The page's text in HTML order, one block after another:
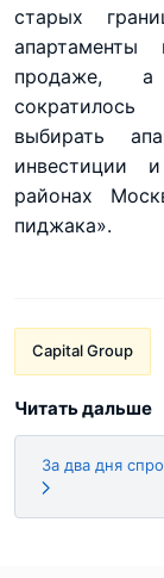
старых
апартаменты
продаже, а
выбирать
инвестиции
районах
пиджака».
Capital Group
Читать дальше
За два дня